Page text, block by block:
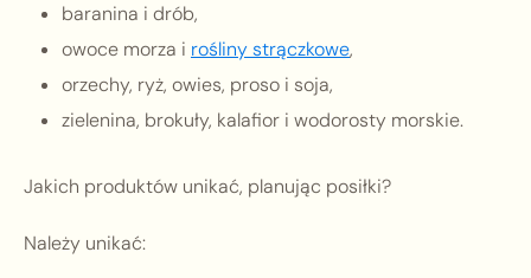
baranina i drób,
owoce morza i rośliny strączkowe,
orzechy, ryż, owies, proso i soja,
zielenina, brokuły, kalafior i wodorosty morskie.
Jakich produktów unikać, planując posiłki?
Należy unikać: